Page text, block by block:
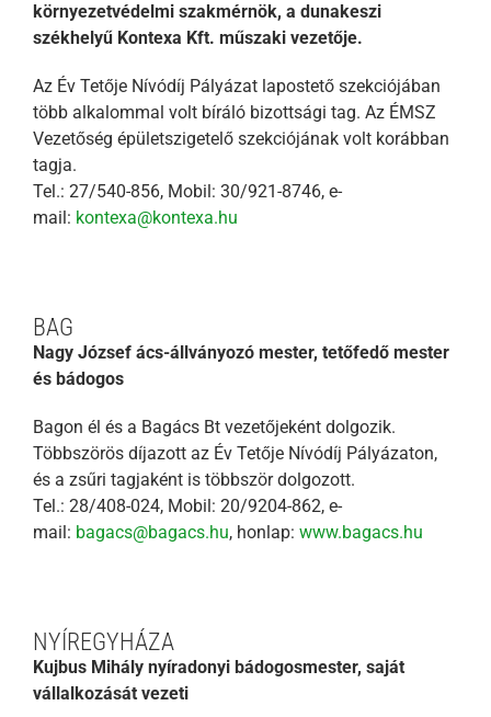
környezetvédelmi szakmérnök, a dunakeszi
székhelyű Kontexa Kft. műszaki vezetője.
Az Év Tetője Nívódíj Pályázat lapostető szekciójában
több alkalommal volt bíráló bizottsági tag. Az ÉMSZ
Vezetőség épületszigetelő szekciójának volt korábban
tagja.
Tel.: 27/540-856, Mobil: 30/921-8746, e-
mail: kontexa@kontexa.hu
BAG
Nagy József ács-állványozó mester, tetőfedő mester
és bádogos
Bagon él és a Bagács Bt vezetőjeként dolgozik.
Többszörös díjazott az Év Tetője Nívódíj Pályázaton,
és a zsűri tagjaként is többször dolgozott.
Tel.: 28/408-024, Mobil: 20/9204-862, e-
mail: bagacs@bagacs.hu, honlap: www.bagacs.hu
NYÍREGYHÁZA
Kujbus Mihály nyíradonyi bádogosmester, saját
vállalkozását vezeti